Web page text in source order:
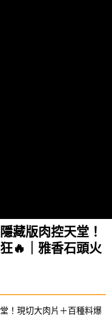
藏版肉控天堂！
🔥｜雅香石頭火
！現切大肉片＋百種料爆